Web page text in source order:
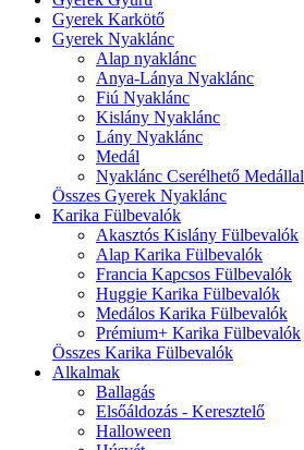
Gyerek Karkötő
Gyerek Nyaklánc
Alap nyaklánc
Anya-Lánya Nyaklánc
Fiú Nyaklánc
Kislány Nyaklánc
Lány Nyaklánc
Medál
Nyaklánc Cserélhető Medállal
Összes Gyerek Nyaklánc
Karika Fülbevalók
Akasztós Kislány Fülbevalók
Alap Karika Fülbevalók
Francia Kapcsos Fülbevalók
Huggie Karika Fülbevalók
Medálos Karika Fülbevalók
Prémium+ Karika Fülbevalók
Összes Karika Fülbevalók
Alkalmak
Ballagás
Elsőáldozás - Keresztelő
Halloween